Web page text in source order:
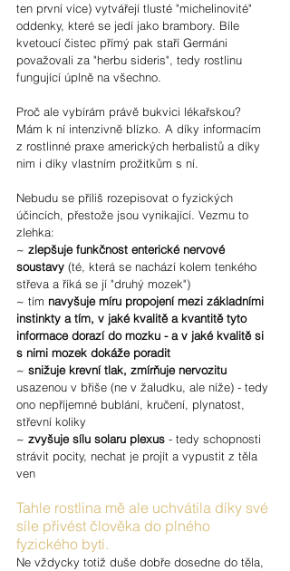
ten první více) vytvářejí tlusté "michelinovité"
oddenky, které se jedí jako brambory. Bíle
kvetoucí čistec přímý pak staří Germáni
považovali za "herbu sideris", tedy rostlinu
fungující úplně na všechno.
Proč ale vybírám právě bukvici lékařskou?
Mám k ní intenzivně blízko. A díky informacím
z rostlinné praxe amerických herbalistů a díky
nim i díky vlastním prožitkům s ní.
Nebudu se příliš rozepisovat o fyzických
účincích, přestože jsou vynikající. Vezmu to
zlehka:
~ zlepšuje funkčnost enterické nervové
soustavy (té, která se nachází kolem tenkého
střeva a říká se jí "druhý mozek")
~ tím navyšuje míru propojení mezi základními
instinkty a tím, v jaké kvalitě a kvantitě tyto
informace dorazí do mozku - a v jaké kvalitě si
s nimi mozek dokáže poradit
~ snižuje krevní tlak, zmírňuje nervozitu
usazenou v břiše (ne v žaludku, ale níže) - tedy
ono nepříjemné bublání, kručení, plynatost,
střevní koliky
~ zvyšuje sílu solaru plexus - tedy schopnosti
strávit pocity, nechat je projít a vypustit z těla
ven
Tahle rostlina mě ale uchvátila díky své
síle přivést člověka do plného
fyzického bytí.
Ne vždycky totiž duše dobře dosedne do těla,